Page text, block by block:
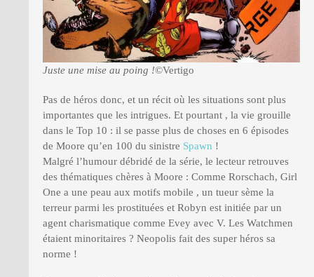
Juste une mise au poing !©Vertigo
Pas de héros donc, et un récit où les situations sont plus
importantes que les intrigues. Et pourtant , la vie grouille
dans le Top 10 : il se passe plus de choses en 6 épisodes
de Moore qu’en 100 du sinistre Spawn !
Malgré l’humour débridé de la série, le lecteur retrouves
des thématiques chères à Moore : Comme Rorschach, Girl
One a une peau aux motifs mobile , un tueur sème la
terreur parmi les prostituées et Robyn est initiée par un
agent charismatique comme Evey avec V. Les Watchmen
étaient minoritaires ? Neopolis fait des super héros sa
norme !